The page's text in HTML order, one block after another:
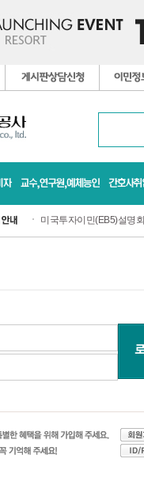
미국투자이민(EB5)설명회